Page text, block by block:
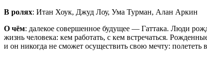
В ролях: Итан Хоук, Джуд Лоу, Ума Турман, Алан Аркин
О чём: далекое совершенное будущее — Гаттака. Люди
жизнь человека: кем работать, с кем встречаться.
и он никогда не сможет осуществить свою мечту: